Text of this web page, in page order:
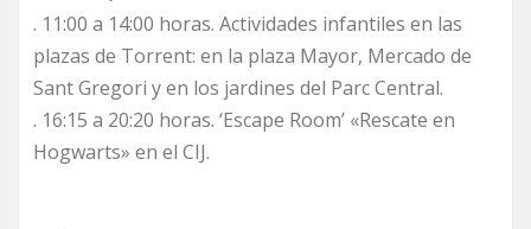
. 11:00 a 14:00 horas. Actividades infantiles en las
plazas de Torrent: en la plaza Mayor, Mercado de
Sant Gregori y en los jardines del Parc Central.
. 16:15 a 20:20 horas. ‘Escape Room’ «Rescate en
Hogwarts» en el CIJ.